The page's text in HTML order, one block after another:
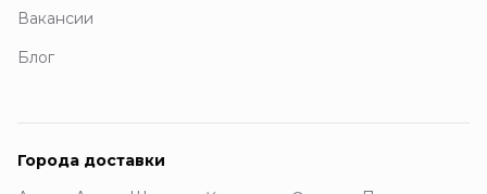
Вакансии
Блог
Города доставки